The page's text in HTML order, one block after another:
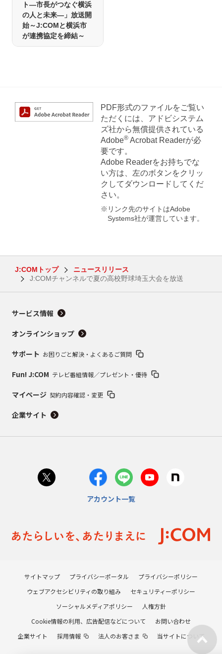
ト―市長がつなぐ横浜
の人と未来―」放送開
始～J:COMと横浜市
が連携協定を締結～
PDF形式のファイルをご覧い
ただくには、アドビシステム
ズ社から無償提供されている
Adobe®Acrobat Readerが必
要です。
Adobe Readerをお持ちでな
い方は、左のボタンをクリッ
クしてダウンロードしてくだ
さい。
※リンク先のサイトはAdobe
Systems社が運営しています。
J:COMトップ
ニュースリリース
J:COMチャンネルで夏の高校野球埼玉大会を放送
サービス情報
オンラインショップ
サポート お困りごと解決・よくあるご質問
Fun! J:COM テレビ番組情報／プレゼント・優待
マイページ 契約内容確認・変更
企業サイト
アカウント一覧
サイトマップ プライバシーポータル
プライバシーポリシー
ウェブアクセシビリティの取り組み
セキュリティーポリシー
ソーシャルメディアポリシー
人権方針
Cookie情報の利用、広告配信などについて
お問い合わせ
企業サイト
採用情報 法人のお客さま 当サイトについて